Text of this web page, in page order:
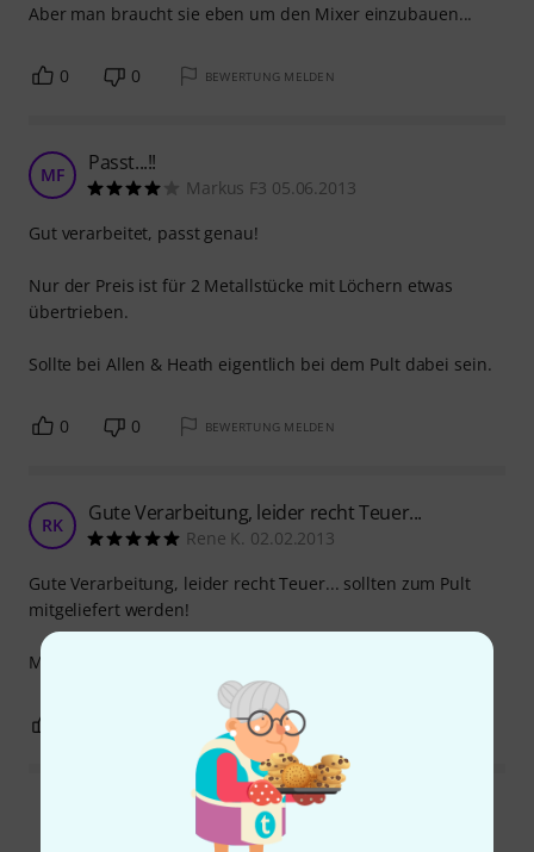
Aber man braucht sie eben um den Mixer einzubauen...
0 0 BEWERTUNG MELDEN
MF Passt...!!
Markus F3 05.06.2013
Gut verarbeitet, passt genau!
Nur der Preis ist für 2 Metallstücke mit Löchern etwas
übertrieben.
Sollte bei Allen & Heath eigentlich bei dem Pult dabei sein.
0 0 BEWERTUNG MELDEN
RK Gute Verarbeitung, leider recht Teuer...
Rene K. 02.02.2013
Gute Verarbeitung, leider recht Teuer... sollten zum Pult
mitgeliefert werden!
Mfg René
BEWERTUNG MELDEN
Alle Bewertungen lesen